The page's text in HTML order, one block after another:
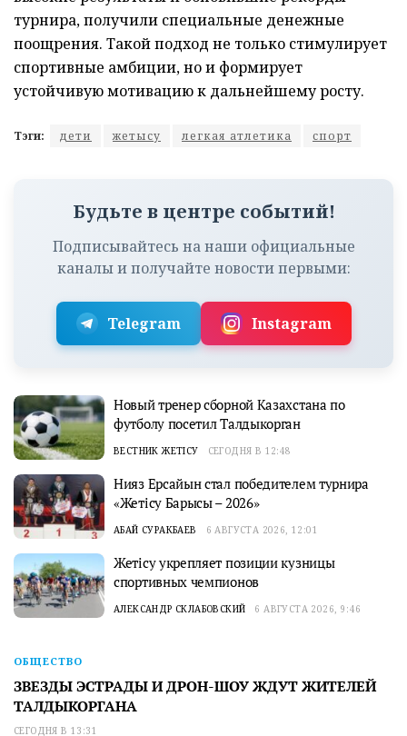
турнира, получили специальные денежные
поощрения. Такой подход не только стимулирует
спортивные амбиции, но и формирует
устойчивую мотивацию к дальнейшему росту.
Тэги: дети жетысу легкая атлетика спорт
Будьте в центре событий!
Подписывайтесь на наши официальные
каналы и получайте новости первыми:
Telegram Instagram
Новый тренер сборной Казахстана по
футболу посетил Талдыкорган
ВЕСТНИК ЖЕТІСУ СЕГОДНЯ В 12:48
Нияз Ерсайын стал победителем турнира
«Жетісу Барысы – 2026»
АБАЙ СУРАКБАЕВ 6 АВГУСТА 2026, 12:01
Жетісу укрепляет позиции кузницы
спортивных чемпионов
АЛЕКСАНДР СКЛАБОВСКИЙ 6 АВГУСТА 2026, 9:46
ОБЩЕСТВО
ЗВЕЗДЫ ЭСТРАДЫ И ДРОН-ШОУ ЖДУТ ЖИТЕЛЕЙ
ТАЛДЫКОРГАНА
СЕГОДНЯ В 13:31